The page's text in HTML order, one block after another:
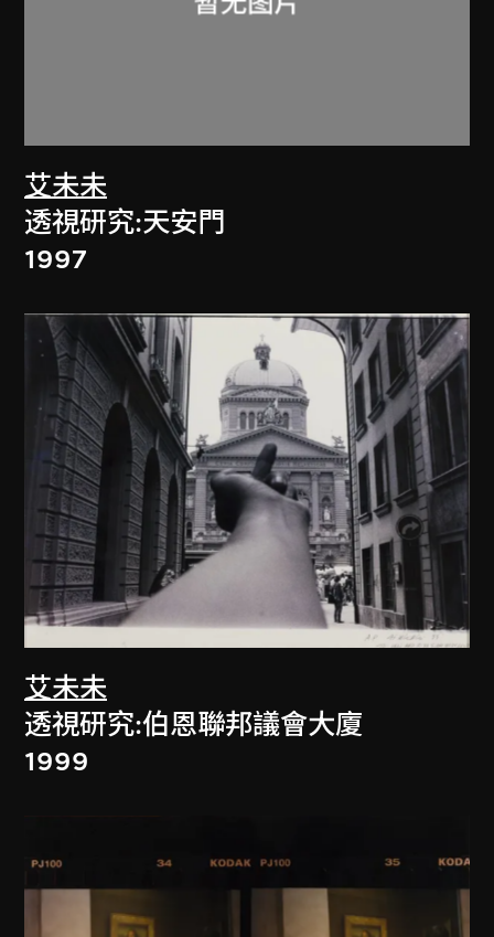
艾未未
透視研究:天安門
1997
艾未未
透視研究:伯恩聯邦議會大廈
1999